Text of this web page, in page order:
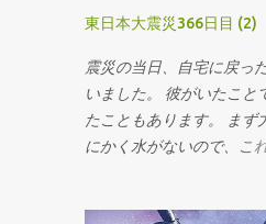
歌を詠む、という遊びは、
を生み出したり、連歌も
うな形式の遊びも現れた
んだけ日本人は和歌好き
て感じです。 Twitter は
ことがあります。 また...
ーオ）」に行ってきました
に進出したみたいですね
も良さそうです
東日本大震災366日目 (2)
震災の当日、自宅に戻っ
いました。 彼がいたこと
たこともあります。 まず
にかく水がないので、こ